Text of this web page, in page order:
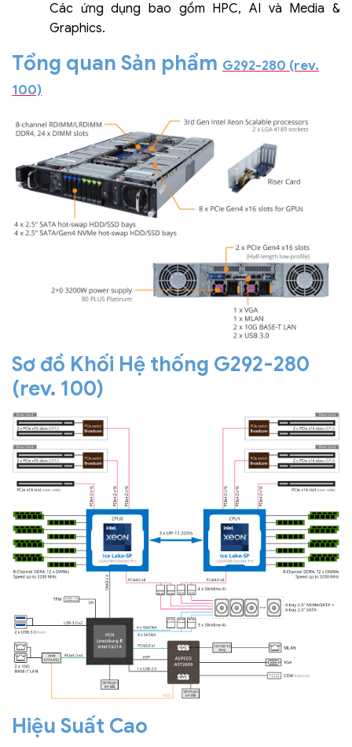
Các ứng dụng bao gồm HPC, AI và Media &
Graphics.
Tổng quan Sản phẩm G292-280 (rev.
100)
Sơ đồ Khối Hệ thống G292-280
(rev. 100)
Hiệu Suất Cao